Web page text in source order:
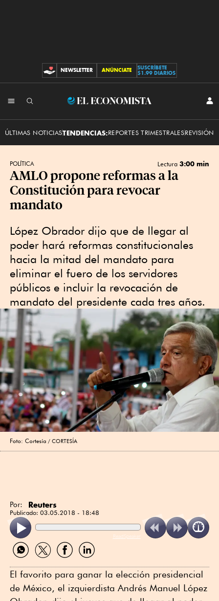
CONTRIBUCIONES
NEWSLETTER ANÚNCIATE
SUSCRÍBETE
$1.99 DIARIOS
El
ÚLTIMAS NOTICIASTENDENCIAS:REPORTES TRIMESTRALESREVISIÓN
POLÍTICA Lectura 3:00 min
AMLO propone reformas a la
Constitución para revocar
mandato
López Obrador dijo que de llegar al
poder hará reformas constitucionales
hacia la mitad del mandato para
eliminar el fuero de los servidores
públicos e incluir la revocación de
mandato del presidente cada tres años.
Foto: Cortesía CORTESÍA
Por: Reuters
Publicado: 03.05.2018 - 18:48
ReadSpeaker
Compartir
por
Compartir
por
Compartir
por
Compartir
por
El favorito para ganar la elección presidencial
de México, el izquierdista Andrés Manuel López